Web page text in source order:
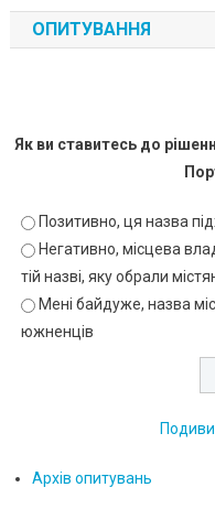
ОПИТУВАННЯ
Як ви ставитесь до
Позитивно, ця назва
Негативно, місцева
тій назві, яку обрали
Мені байдуже, назва
южненців
Архів опитувань